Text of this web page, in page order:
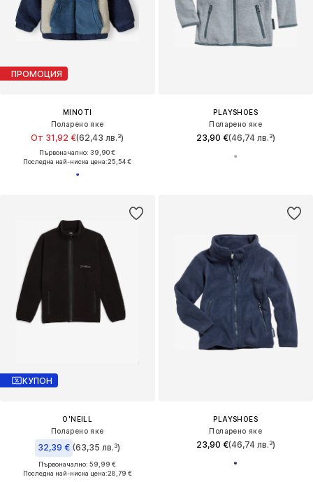
ПРОМОЦИЯ
MINOTI
Поларено яке
От 31,92 €(62,43 лв.³)
Първоначално: 39,90 €
Последна най-ниска цена:25,54 €
PLAYSHOES
Поларено яке
23,90 €(46,74 лв.³)
КУПОН
O'NEILL
Поларено яке
32,39 € (63,35 лв.³)
Първоначално: 59,99 €
Последна най-ниска цена:28,79 €
PLAYSHOES
Поларено яке
23,90 €(46,74 лв.³)